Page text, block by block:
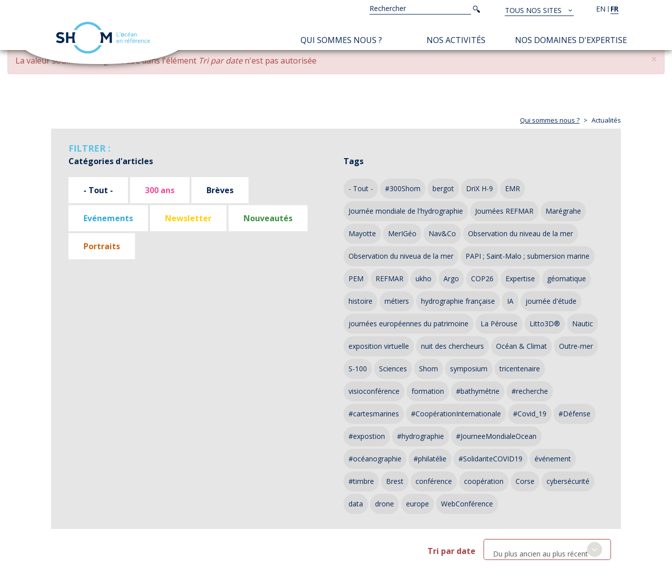
Aller
contenu
EN FR
TOUS
NOS
SITES
TOUS NOS SITES
Rechercher
Rechercher
NAVIGATION
PRINCIPALE
QUI SOMMES NOUS ? NOS ACTIVITÉS NOS DOMAINES D'EXPERTISE
×
MESSAGE
D'ERREUR
La valeur soumise changed DESCdans l'élément Tri par daten'est pas autorisée
Qui sommes nous ? Actualités
FILTRER :
Catégories d'articles
- Tout - 300 ans Brèves
Evénements Newsletter Nouveautés
Portraits
Tags
- Tout - #300Shom bergot DriX H-9 EMR
Journée mondiale de l'hydrographie Journées REFMAR Marégrahe
Mayotte MerIGéo Nav&Co Observation du niveau de la mer
Observation du niveua de la mer PAPI ; Saint-Malo ; submersion marine
PEM REFMAR ukho Argo COP26 Expertise géomatique
histoire métiers hydrographie française IA journée d'étude
journées européennes du patrimoine La Pérouse Litto3D® Nautic
exposition virtuelle nuit des chercheurs Océan & Climat Outre-mer
S-100 Sciences Shom symposium tricentenaire
visioconférence formation #bathymétrie #recherche
#cartesmarines #CoopérationInternationale #Covid_19 #Défense
#expostion #hydrographie #JourneeMondialeOcean
#océanographie #philatélie #SolidariteCOVID19 événement
#timbre Brest conférence coopération Corse cybersécurité
data drone europe WebConférence
Tri par date Du plus ancien au plus récent